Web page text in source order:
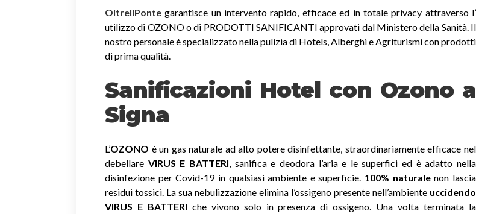
OltreIlPonte garantisce un intervento rapido, efficace ed in totale privacy attraverso l’
utilizzo di OZONO o di PRODOTTI SANIFICANTI approvati dal Ministero della Sanità. Il
nostro personale è specializzato nella pulizia di Hotels, Alberghi e Agriturismi con prodotti
di prima qualità.
Sanificazioni Hotel con Ozono a
Signa
L’OZONO è un gas naturale ad alto potere disinfettante, straordinariamente efficace nel
debellare VIRUS E BATTERI, sanifica e deodora l’aria e le superfici ed è adatto nella
disinfezione per Covid-19 in qualsiasi ambiente e superficie. 100% naturalenon lascia
residui tossici. La sua nebulizzazione elimina l’ossigeno presente nell’ambiente uccidendo
VIRUS E BATTERI che vivono solo in presenza di ossigeno. Una volta terminata la